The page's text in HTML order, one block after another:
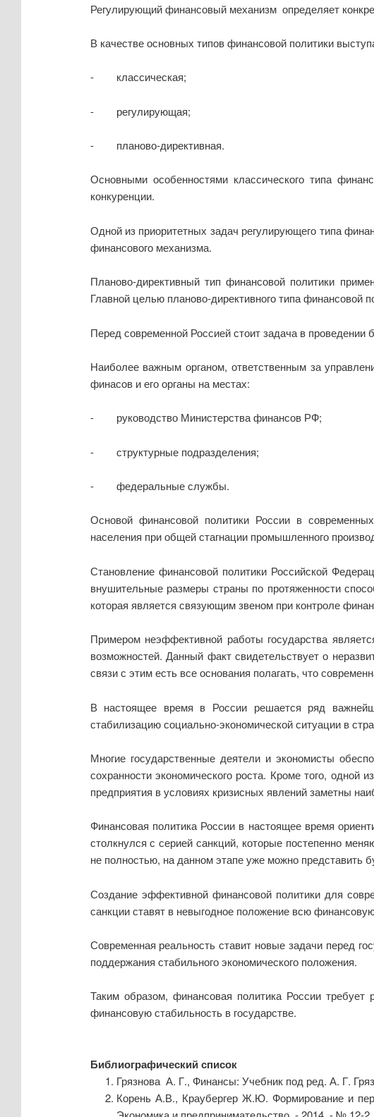
Регулирующий финансовый механизм определяет
В качестве основных типов финансовой политики
- классическая;
- регулирующая;
- планово-директивная.
Основными особенностями классического типа
конкуренции.
Одной из приоритетных задач регулирующего типа
финансового механизма.
Планово-директивный тип финансовой политики
Главной целью планово-директивного типа финансовой
Перед современной Россией стоит задача в
Наиболее важным органом, ответственным за
финасов и его органы на местах:
- руководство Министерства финансов РФ;
- структурные подразделения;
- федеральные службы.
Основой финансовой политики России в
населения при общей стагнации промышленного
Становление финансовой политики Российской
внушительные размеры страны по протяженности
которая является связующим звеном при контроле
Примером неэффективной работы государства
возможностей. Данный факт свидетельствует о
связи с этим есть все основания полагать, что
В настоящее время в России решается ряд
стабилизацию социально-экономической ситуации в
Многие государственные деятели и экономисты
сохранности экономического роста. Кроме того,
предприятия в условиях кризисных явлений заметны
Финансовая политика России в настоящее время
столкнулся с серией санкций, которые постепенно
не полностью, на данном этапе уже можно представить
Создание эффективной финансовой политики для
санкции ставят в невыгодное положение всю
Современная реальность ставит новые задачи перед
поддержания стабильного экономического положения.
Таким образом, финансовая политика России
финансовую стабильность в государстве.
Библиографический список
Грязнова А. Г., Финансы: Учебник под ред. А. Г.
Корень А.В., Краубергер Ж.Ю. Формирование и